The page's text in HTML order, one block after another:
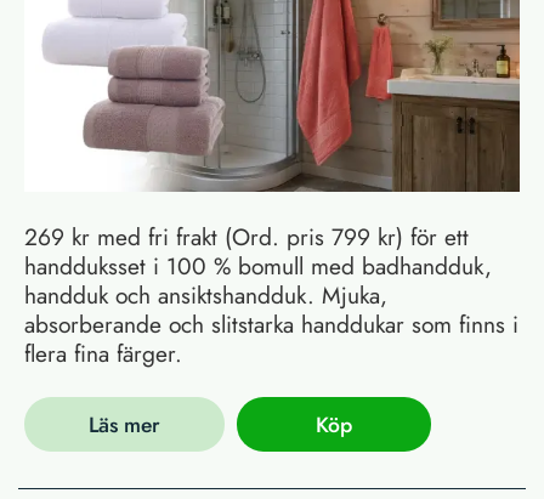
269 kr med fri frakt (Ord. pris 799 kr) för ett
handduksset i 100 % bomull med badhandduk,
handduk och ansiktshandduk. Mjuka,
absorberande och slitstarka handdukar som finns i
flera fina färger.
Läs mer Köp